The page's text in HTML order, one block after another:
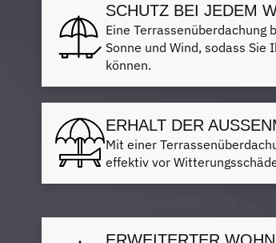
SCHUTZ BEI JEDEM
Eine Terrassenüberdachung
Sonne und Wind, sodass Sie
können.
ERHALT DER
Mit einer
effektiv vor